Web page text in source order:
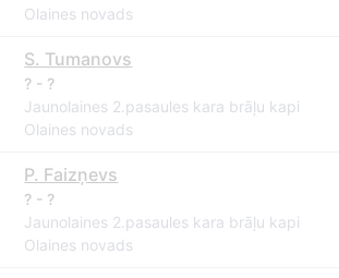
Olaines novads
S. Tumanovs
? - ?
Jaunolaines 2.pasaules kara brāļu kapi
Olaines novads
P. Faizņevs
? - ?
Jaunolaines 2.pasaules kara brāļu kapi
Olaines novads